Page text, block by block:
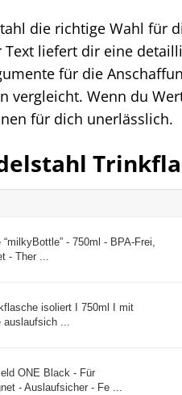
die richtige Wahl für
liefert dir eine
für die
Wenn du
für dich unerlässlich.
- 750ml - BPA-Frei,
- Ther ...
isoliert I 750ml I mit
auslaufsich ...
ONE Black - Für
- Auslaufsicher - Fe ...